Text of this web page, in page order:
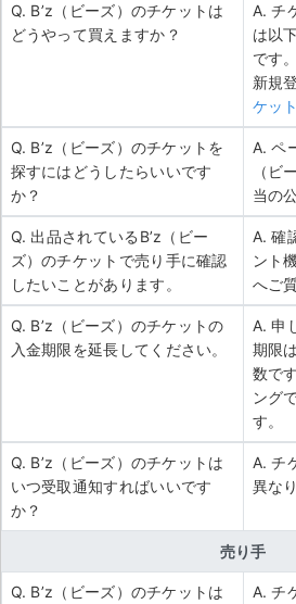
Q. B’z（ビーズ）のチケットは
どうやって買えますか？
A. チ
は以
です
新規
ケッ
Q. B’z（ビーズ）のチケットを
探すにはどうしたらいいです
か？
A. ペ
（ビ
当の
Q. 出品されているB’z（ビー
ズ）のチケットで売り手に確認
したいことがあります。
A. 確
ント
へご
Q. B’z（ビーズ）のチケットの
入金期限を延長してください。
A. 申
期限
数で
ング
す。
Q. B’z（ビーズ）のチケットは
いつ受取通知すればいいです
か？
A. チ
異な
売り手
Q. B’z（ビーズ）のチケットは
A. チ